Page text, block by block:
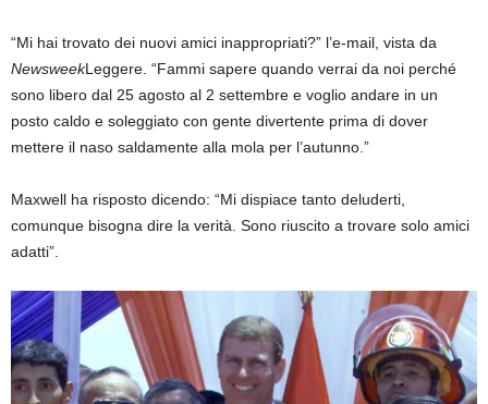
“Mi hai trovato dei nuovi amici inappropriati?” l’e-mail, vista da
NewsweekLeggere. “Fammi sapere quando verrai da noi perché
sono libero dal 25 agosto al 2 settembre e voglio andare in un
posto caldo e soleggiato con gente divertente prima di dover
mettere il naso saldamente alla mola per l’autunno.”
Maxwell ha risposto dicendo: “Mi dispiace tanto deluderti,
comunque bisogna dire la verità. Sono riuscito a trovare solo amici
adatti”.